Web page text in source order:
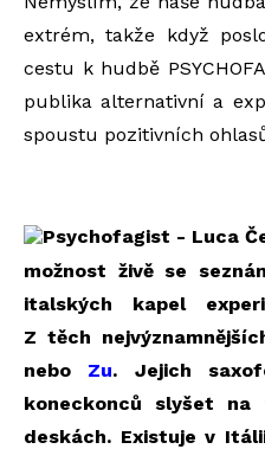
extrém, takže když
cestu k hudbě
publika alternativní a
spoustu pozitivních
možnost živě se
italských kapel
Z těch
nebo Zu. Jejich
koneckonců slyšet na
deskách. Existuje v